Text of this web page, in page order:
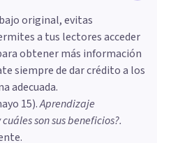
original, evitas
a tus lectores acceder
obtener más información
siempre de dar crédito a los
adecuada.
15).Aprendizaje
son sus beneficios?.